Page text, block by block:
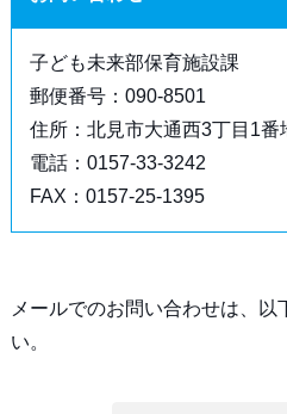
子ども未来部保育施設課
郵便番号：090-8501
住所：北見市大通西3丁目1
電話：0157-33-3242
FAX：0157-25-1395
メールでのお問い合わせは、以
い。